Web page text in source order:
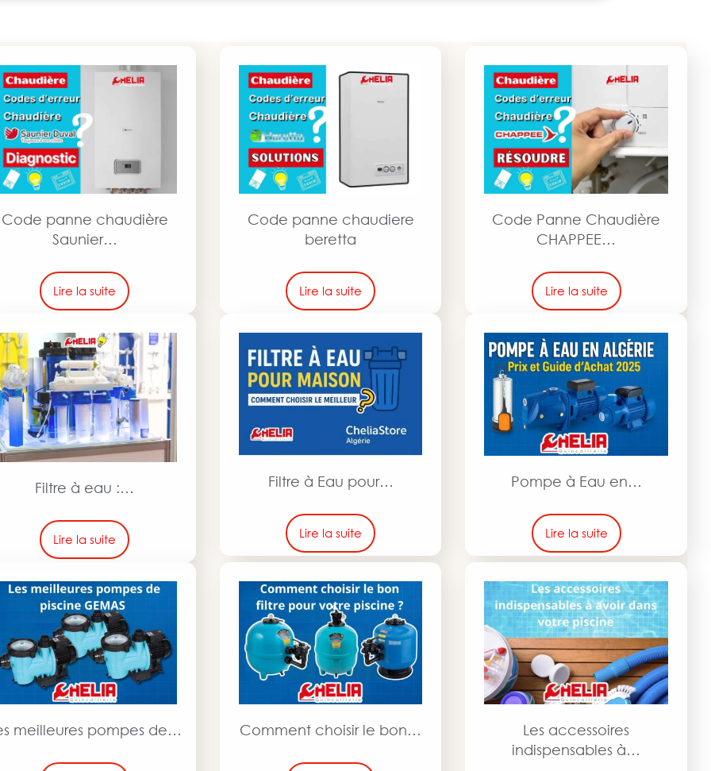
Code panne chaudière
Saunier…
Lire la suite
Code panne chaudiere
beretta
Lire la suite
Code Panne Chaudière
CHAPPEE…
Lire la suite
Filtre à eau :…
Lire la suite
Filtre à Eau pour…
Lire la suite
Pompe à Eau en…
Lire la suite
meilleures pompes de… Comment choisir le bon…
Les accessoires
indispensables à…